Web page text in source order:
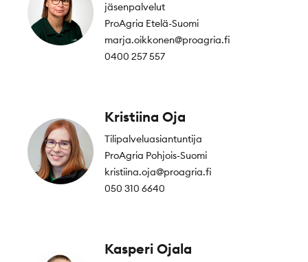
jäsenpalvelut
ProAgria Etelä-Suomi
marja.oikkonen@proagria.fi
0400 257 557
Kristiina Oja
Tilipalveluasiantuntija
ProAgria Pohjois-Suomi
kristiina.oja@proagria.fi
050 310 6640
Kasperi Ojala